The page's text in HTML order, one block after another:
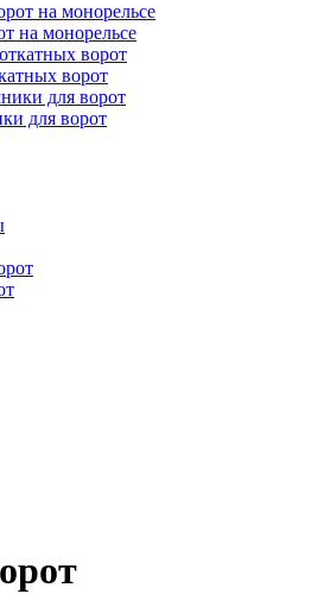
на монорельсе
ворот
для ворот